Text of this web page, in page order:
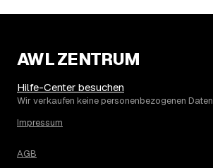
AWL ZENTRUM
Hilfe-Center besuchen
Wir verkaufen keine personenbezogenen Daten
Impressum
AGB